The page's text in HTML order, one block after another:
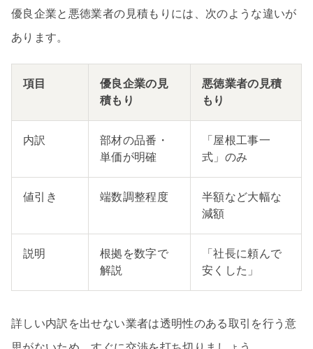
優良企業と悪徳業者の見積もりには、次のような違いが
あります。
項目
優良企業の見
積もり
悪徳業者の見積
もり
内訳
部材の品番・
単価が明確
「屋根工事一
式」のみ
値引き 端数調整程度
半額など大幅な
減額
説明
根拠を数字で
解説
「社長に頼んで
安くした」
詳しい内訳を出せない業者は透明性のある取引を行う意